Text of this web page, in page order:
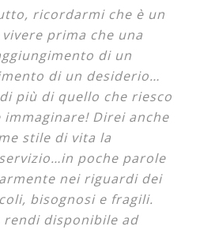
ricordarmi che è un
prima che una
di un
di un desiderio…
più di quello che riesco
immaginare! Direi anche
stile di vita la
poche parole
nei riguardi dei
bisognosi e fragili.
rendi disponibile ad